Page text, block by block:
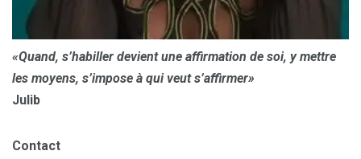
«Quand, s’habiller devient une affirmation de soi, y mettre
les moyens, s’impose à qui veut s’affirmer»
Julib
Contact